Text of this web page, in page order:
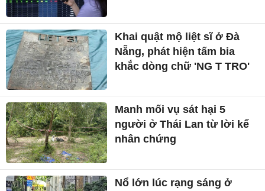
Khai quật mộ liệt sĩ ở Đà
Nẵng, phát hiện tấm bia
khắc dòng chữ 'NG T TRO'
Manh mối vụ sát hại 5
người ở Thái Lan từ lời kể
nhân chứng
Nổ lớn lúc rạng sáng ở